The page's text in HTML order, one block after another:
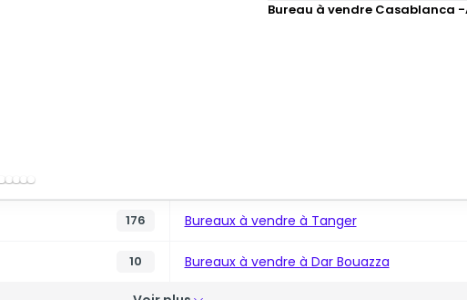
Bureau à vendre Casablanca
176 Bureaux à vendre à Tanger
10 Bureaux à vendre à Dar Bouazza